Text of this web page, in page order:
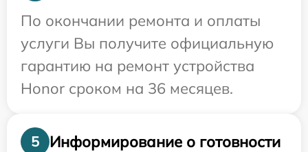
По окончании ремонта и оплаты
услуги Вы получите официальную
гарантию на ремонт устройства
Honor сроком на 36 месяцев.
5
Информирование о готовности